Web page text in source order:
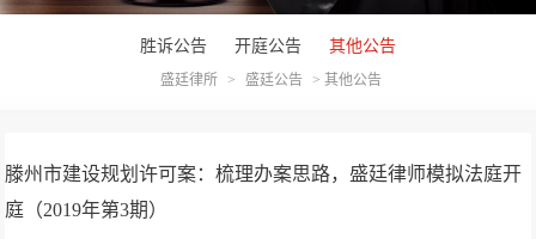
胜诉公告 开庭公告 其他公告
盛廷律所 > 盛廷公告 > 其他公告
滕州市建设规划许可案：梳理办案思路，盛廷律师模拟法庭开
庭（2019年第3期）